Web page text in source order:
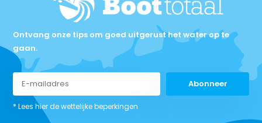
Ontvang onze tips om goed uitgerust het water op te
gaan.
Abonneer
* Lees hier de wettelijke beperkingen